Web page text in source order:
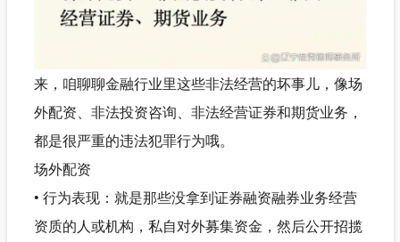
来，咱聊聊金融行业里这些非法经营的坏事儿，像场
外配资、非法投资咨询、非法经营证券和期货业务，
都是很严重的违法犯罪行为哦。
场外配资
• 行为表现：就是那些没拿到证券融资融券业务经营
资质的人或机构，私自对外募集资金，然后公开招揽